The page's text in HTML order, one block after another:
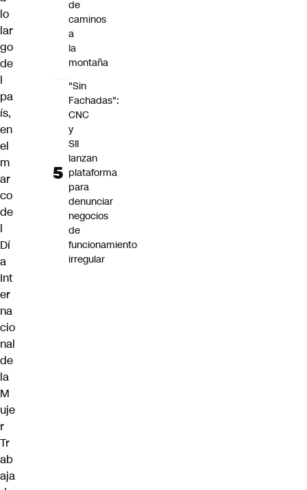
lo
lar
go
de
l
pa
ís,
en
el
m
ar
co
de
l
Dí
a
Int
er
na
cio
nal
de
la
M
uje
r
Tr
ab
aja
de
caminos
a
la
montaña
"Sin
Fachadas":
CNC
y
SII
lanzan
plataforma
para
denunciar
negocios
de
funcionamiento
irregular